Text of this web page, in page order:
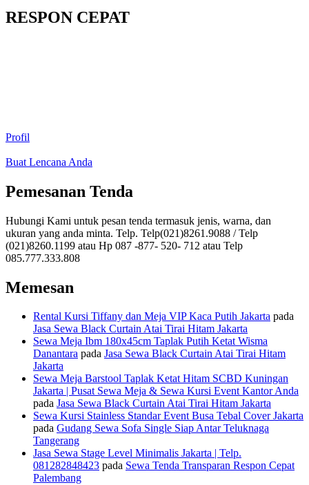
RESPON CEPAT
Profil
Buat Lencana Anda
Pemesanan Tenda
Hubungi Kami untuk pesan tenda termasuk jenis, warna, dan
ukuran yang anda minta. Telp. Telp(021)8261.9088 / Telp
(021)8260.1199 atau Hp 087 -877- 520- 712 atau Telp
085.777.333.808
Memesan
Rental Kursi Tiffany dan Meja VIP Kaca Putih Jakarta pada
Jasa Sewa Black Curtain Atai Tirai Hitam Jakarta
Sewa Meja Ibm 180x45cm Taplak Putih Ketat Wisma
Danantara pada Jasa Sewa Black Curtain Atai Tirai Hitam
Jakarta
Sewa Meja Barstool Taplak Ketat Hitam SCBD Kuningan
Jakarta | Pusat Sewa Meja & Sewa Kursi Event Kantor Anda
pada Jasa Sewa Black Curtain Atai Tirai Hitam Jakarta
Sewa Kursi Stainless Standar Event Busa Tebal Cover Jakarta
pada Gudang Sewa Sofa Single Siap Antar Teluknaga
Tangerang
Jasa Sewa Stage Level Minimalis Jakarta | Telp.
081282848423 pada Sewa Tenda Transparan Respon Cepat
Palembang